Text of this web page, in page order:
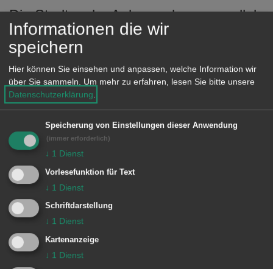
Die Stadtwerke Aalen verlegen parallel
zurK3238vom Ortsausgang
bis zur Einmündung der
Frankeneichstraße Stromleitungen zur
Verbesserung der
Versorgungssicherheit. Bis Ende Juni
sind daher in diesem Bereich
Teilsperrungen erforderlich.
Auf derTalbrücke
Unterkochenmuss der Straßenbelag
an den Fahrbahnübergängen saniert
werden. Dazu sind am Samstag, 23.
Mai und am Samstag, 30. Mai jeweils
Informationen die wir
speichern
Hier können Sie einsehen und anpassen, welche Information wir
über Sie sammeln.
Um mehr zu erfahren, lesen Sie bitte unsere
Datenschutzerklärung
Speicherung von Einstellungen dieser Anwendung
(immer erforderlich)
↓ 1 Dienst
Vorlesefunktion für Text
↓ 1 Dienst
Schriftdarstellung
↓ 1 Dienst
Kartenanzeige
↓ 1 Dienst